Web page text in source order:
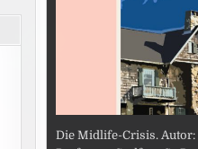
Die Midlife-Crisis. Autor: